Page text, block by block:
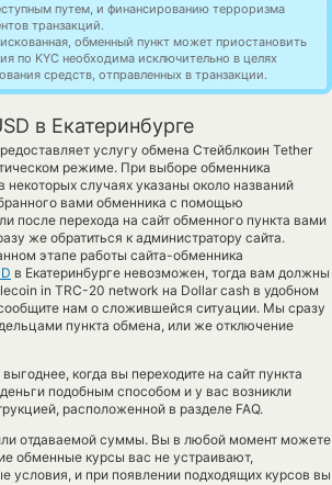
путем, и финансированию терроризма
транзакций.
обменный пункт может приостановить
по KYC необходима исключительно в целях
средств, отправленных в транзакции.
в Екатеринбурге
услугу обмена Стейблкоин Tether
режиме. При выборе обменника
случаях указаны около названий
вами обменника с помощью
после перехода на сайт обменного пункта вами
же обратиться к администратору сайта.
этапе работы сайта-обменника
в Екатеринбурге невозможен, тогда вам должны
in TRC-20 network на Dollar cash в удобном
нам о сложившейся ситуации. Мы сразу
пункта обмена, или же отключение
когда вы переходите на сайт пункта
подобным способом и у вас возникли
расположенной в разделе FAQ.
отдаваемой суммы. Вы в любой момент можете
обменные курсы вас не устраивают,
условия, и при появлении подходящих курсов вы